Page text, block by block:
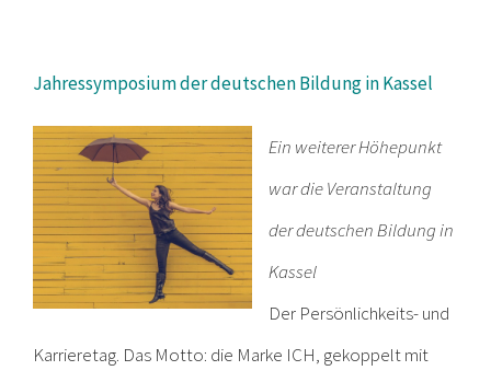
Jahressymposium der deutschen Bildung in Kassel
Ein weiterer Höhepunkt
war die Veranstaltung
der deutschen Bildung in
Kassel
Der Persönlichkeits- und
Karrieretag. Das Motto: die Marke ICH, gekoppelt mit